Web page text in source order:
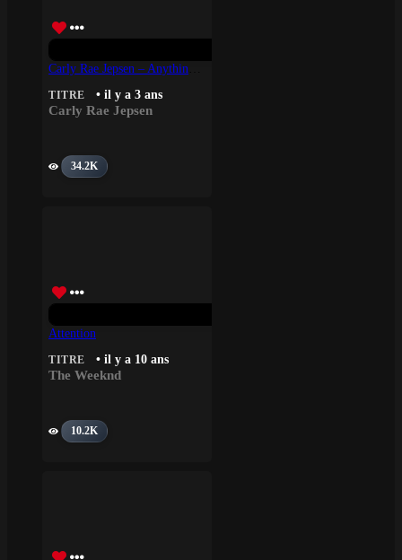
TITRE • il y a 3 ans
Carly Rae Jepsen
34.2K
Attention
TITRE • il y a 10 ans
The Weeknd
10.2K